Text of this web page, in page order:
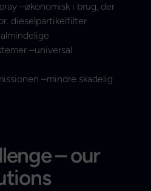
–økonomisk i brug, der
dieselpartikelfilter
–universal
–mindre skadelig
– our